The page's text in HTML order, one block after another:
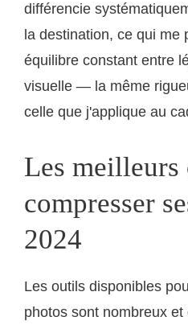
différencie
la destination, ce qui me
équilibre constant entre
visuelle — la même
celle que j'applique au
Les
compresser
2024
Les outils disponibles
photos sont nombreux